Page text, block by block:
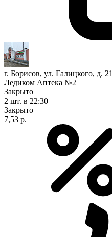
г. Борисов, ул. Галицкого, д. 21
Ледиком Аптека №2
Закрыто
2 шт. в 22:30
Закрыто
7,53 р.